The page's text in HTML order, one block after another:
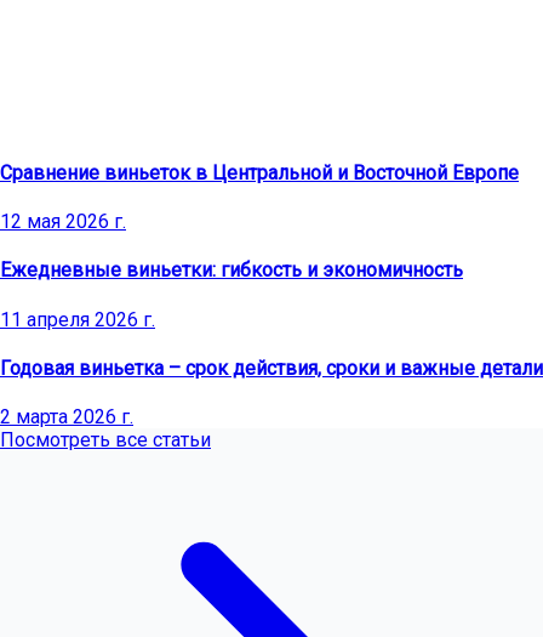
Сравнение виньеток в Центральной и Восточной Европе
12 мая 2026 г.
Ежедневные виньетки: гибкость и экономичность
11 апреля 2026 г.
Годовая виньетка – срок действия, сроки и важные детали
2 марта 2026 г.
Посмотреть все статьи